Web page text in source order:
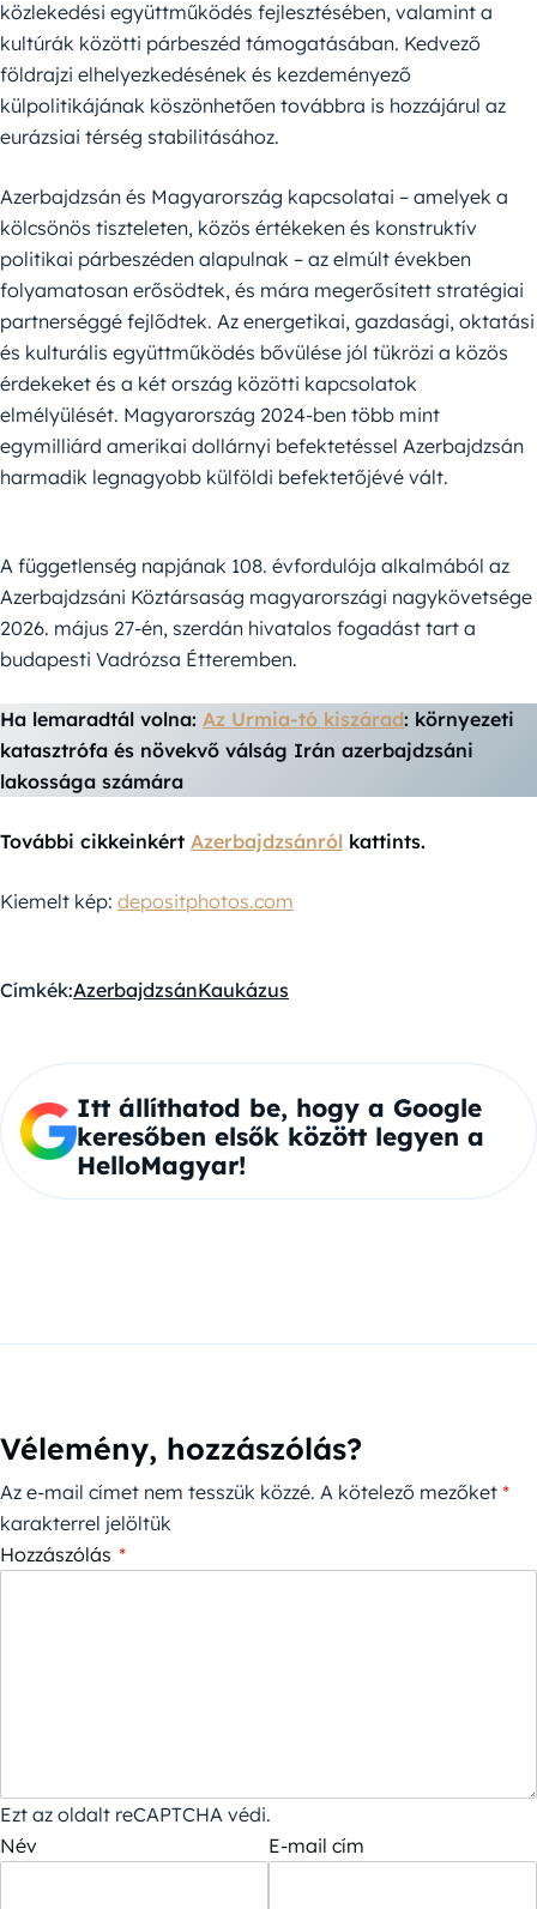
közlekedési együttműködés fejlesztésében, valamint a
kultúrák közötti párbeszéd támogatásában. Kedvező
földrajzi elhelyezkedésének és kezdeményező
külpolitikájának köszönhetően továbbra is hozzájárul az
eurázsiai térség stabilitásához.
Azerbajdzsán és Magyarország kapcsolatai – amelyek a
kölcsönös tiszteleten, közös értékeken és konstruktív
politikai párbeszéden alapulnak – az elmúlt években
folyamatosan erősödtek, és mára megerősített stratégiai
partnerséggé fejlődtek. Az energetikai, gazdasági, oktatási
és kulturális együttműködés bővülése jól tükrözi a közös
érdekeket és a két ország közötti kapcsolatok
elmélyülését. Magyarország 2024-ben több mint
egymilliárd amerikai dollárnyi befektetéssel Azerbajdzsán
harmadik legnagyobb külföldi befektetőjévé vált.
A függetlenség napjának 108. évfordulója alkalmából az
Azerbajdzsáni Köztársaság magyarországi nagykövetsége
2026. május 27-én, szerdán hivatalos fogadást tart a
budapesti Vadrózsa Étteremben.
Ha lemaradtál volna: Az Urmia-tó kiszárad: környezeti
katasztrófa és növekvő válság Irán azerbajdzsáni
lakossága számára
További cikkeinkért Azerbajdzsánról kattints.
Kiemelt kép: depositphotos.com
Címkék:AzerbajdzsánKaukázus
Itt állíthatod be, hogy a Google
keresőben elsők között legyen a
HelloMagyar!
Vélemény, hozzászólás?
Az e-mail címet nem tesszük közzé. A kötelező mezőket *
karakterrel jelöltük
Hozzászólás *
Ezt az oldalt reCAPTCHA védi.
Név
E-mail cím